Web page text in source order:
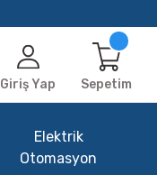
Giriş Yap Sepetim
Elektrik
Otomasyon